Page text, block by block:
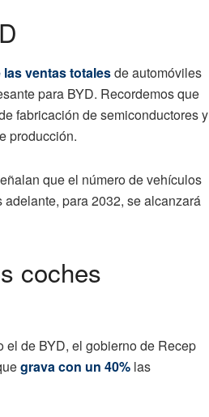
las ventas totalesde automóviles
para BYD. Recordemos que
fabricación de semiconductores y
producción.
que el número de vehículos
adelante, para 2032, se alcanzará
coches
de BYD, el gobierno de Recep
grava con un 40% las